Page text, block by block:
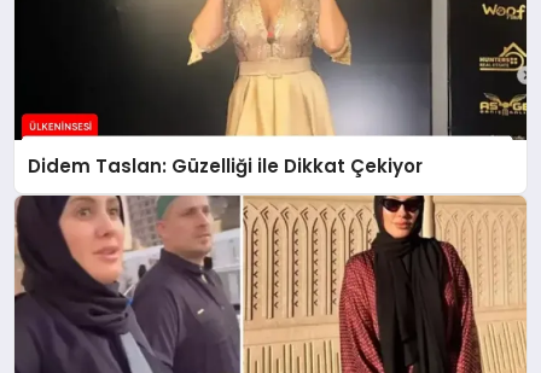
Didem Taslan: Güzelliği ile Dikkat Çekiyor